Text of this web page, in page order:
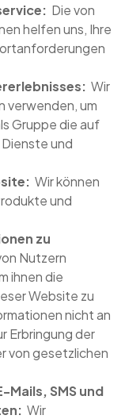
Die von
helfen uns, Ihre
Wir
verwenden, um
Gruppe die auf
und
Wir können
und
zu
Nutzern
ihnen die
Website zu
nicht an
Erbringung der
von gesetzlichen
Mails, SMS und
Wir